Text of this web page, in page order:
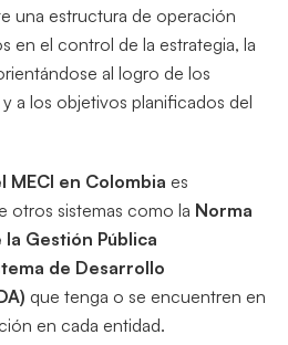
una estructura de operación
en el control de la estrategia, la
al logro de los
a los objetivos planificados del
MECI en Colombia es
otros sistemas como la Norma
la Gestión Pública
de Desarrollo
que tenga o se encuentren en
en cada entidad.